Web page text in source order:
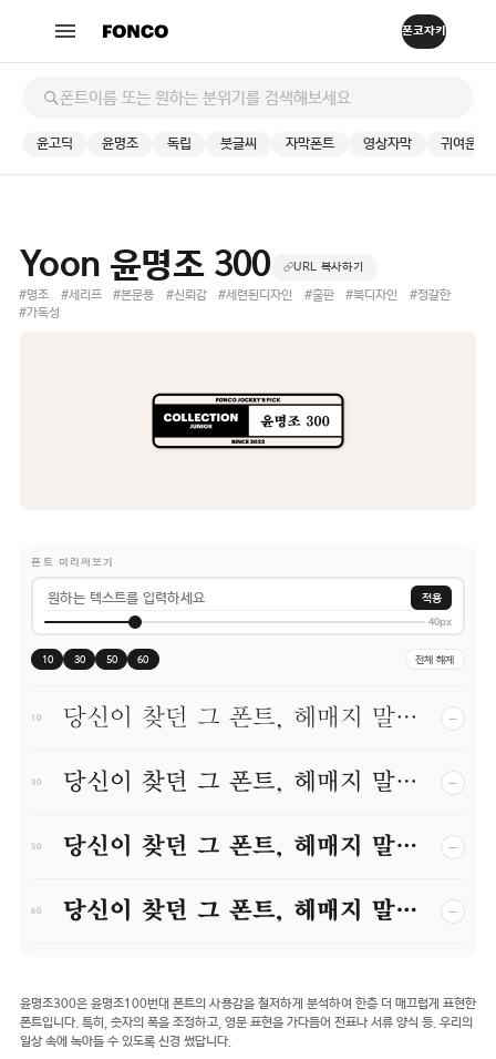
윤고딕 윤명조 독립 붓글씨 자막폰트 영상자막 귀여운
Yoon 윤명조 300 URL 복사하기
#명조 #세리프 #본문용 #신뢰감 #세련된디자인 #출판 #북디자인
#정갈한
#가독성
폰트 미리써보기
적용
40px
10 30 50 60 전체 해제
10 당신이 찾던 그 폰트, 헤매지 말고 바로 폰코! −
30 당신이 찾던 그 폰트, 헤매지 말고 바로 폰코! −
50 당신이 찾던 그 폰트, 헤매지 말고 바로 폰코! −
60 당신이 찾던 그 폰트, 헤매지 말고 바로 폰코! −
윤명조300은 윤명조100번대 폰트의 사용감을 철저하게 분석하여 한층 더 매끄럽게 표현한
폰트입니다. 특히, 숫자의 폭을 조정하고, 영문 표현을 가다듬어 전표나 서류 양식 등. 우리의
일상 속에 녹아들 수 있도록 신경 썼답니다.